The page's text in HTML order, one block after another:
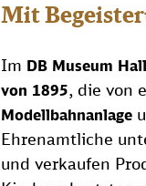
Mit
Im DB Museum
von 1895, die von
Modellbahnanlage
Ehrenamtliche
und verkaufen